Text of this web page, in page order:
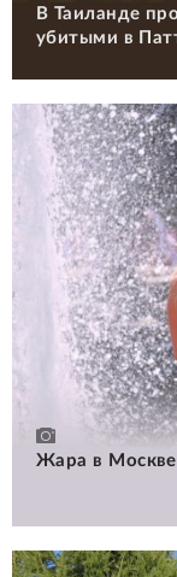
В Таиланде
убитыми в
Жара в Москве